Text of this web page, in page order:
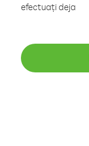
efectuați deja